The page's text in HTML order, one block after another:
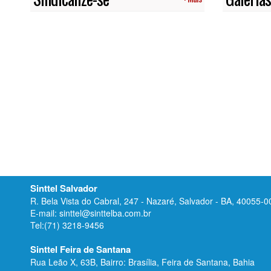
Sinttel Salvador
R. Bela Vista do Cabral, 247 - Nazaré, Salvador - BA, 40055-
E-mail: sinttel@sinttelba.com.br
Tel:(71) 3218-9456
Sinttel Feira de Santana
Rua Leão X, 63B, Bairro: Brasília, Feira de Santana, Bahia